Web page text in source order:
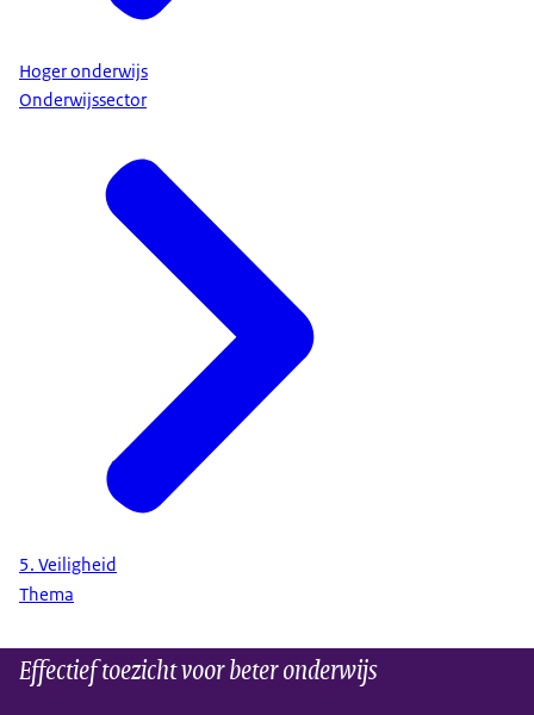
Hoger onderwijs
Onderwijssector
5. Veiligheid
Thema
Effectief toezicht voor beter onderwijs